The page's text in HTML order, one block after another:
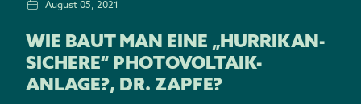
August 05, 2021
WIE BAUT MAN EINE „HURRIKAN-
SICHERE“ PHOTOVOLTAIK-
ANLAGE?, DR. ZAPFE?